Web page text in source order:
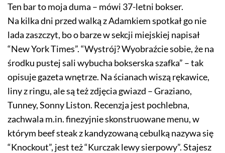
Ten bar to moja duma – mówi 37-letni bokser.
Na kilka dni przed walką z Adamkiem spotkał go nie
lada zaszczyt, bo o barze w sekcji miejskiej napisał
“New York Times”. “Wystrój? Wyobraźcie sobie, że na
środku pustej sali wybucha bokserska szafka” – tak
opisuje gazeta wnętrze. Na ścianach wiszą rękawice,
liny z ringu, ale są też zdjęcia gwiazd – Graziano,
Tunney, Sonny Liston. Recenzja jest pochlebna,
zachwala m.in. finezyjnie skonstruowane menu, w
którym beef steak z kandyzowaną cebulką nazywa się
“Knockout”, jest też “Kurczak lewy sierpowy”. Stajesz